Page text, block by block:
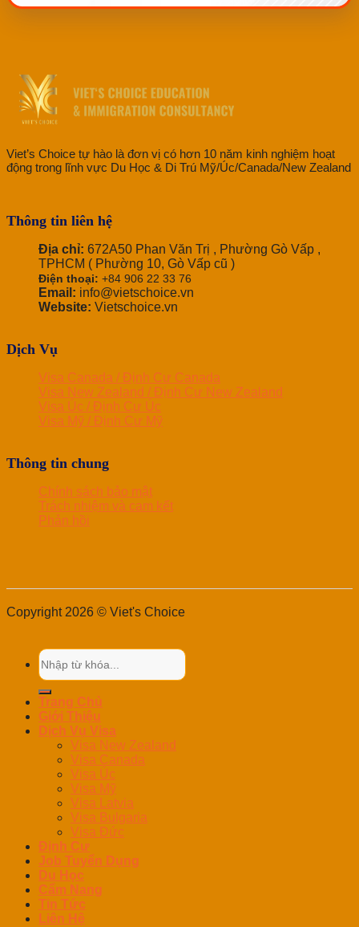
Viet’s Choice tự hào là đơn vị có hơn 10 năm kinh nghiệm hoạt
động trong lĩnh vực Du Học & Di Trú Mỹ/Úc/Canada/New Zealand
Thông tin liên hệ
Địa chỉ: 672A50 Phan Văn Trị , Phường Gò Vấp ,
TPHCM ( Phường 10, Gò Vấp cũ )
Điện thoại: +84 906 22 33 76
Email: info@vietschoice.vn
Website: Vietschoice.vn
Dịch Vụ
Visa Canada / Định Cư Canada
Visa New Zealand / Định Cư New Zealand
Visa Úc / Định Cư Úc
Visa Mỹ / Định Cư Mỹ
Thông tin chung
Chính sách bảo mật
Trách nhiệm và cam kết
Phản hồi
Copyright 2026 © Viet's Choice
Trang Chủ
Giới Thiệu
Dịch Vụ Visa
Visa New Zealand
Visa Canada
Visa Úc
Visa Mỹ
Visa Latvia
Visa Bulgaria
Visa Đức
Định Cư
Job Tuyển Dụng
Du Học
Cẩm Nang
Tin Tức
Liên Hệ